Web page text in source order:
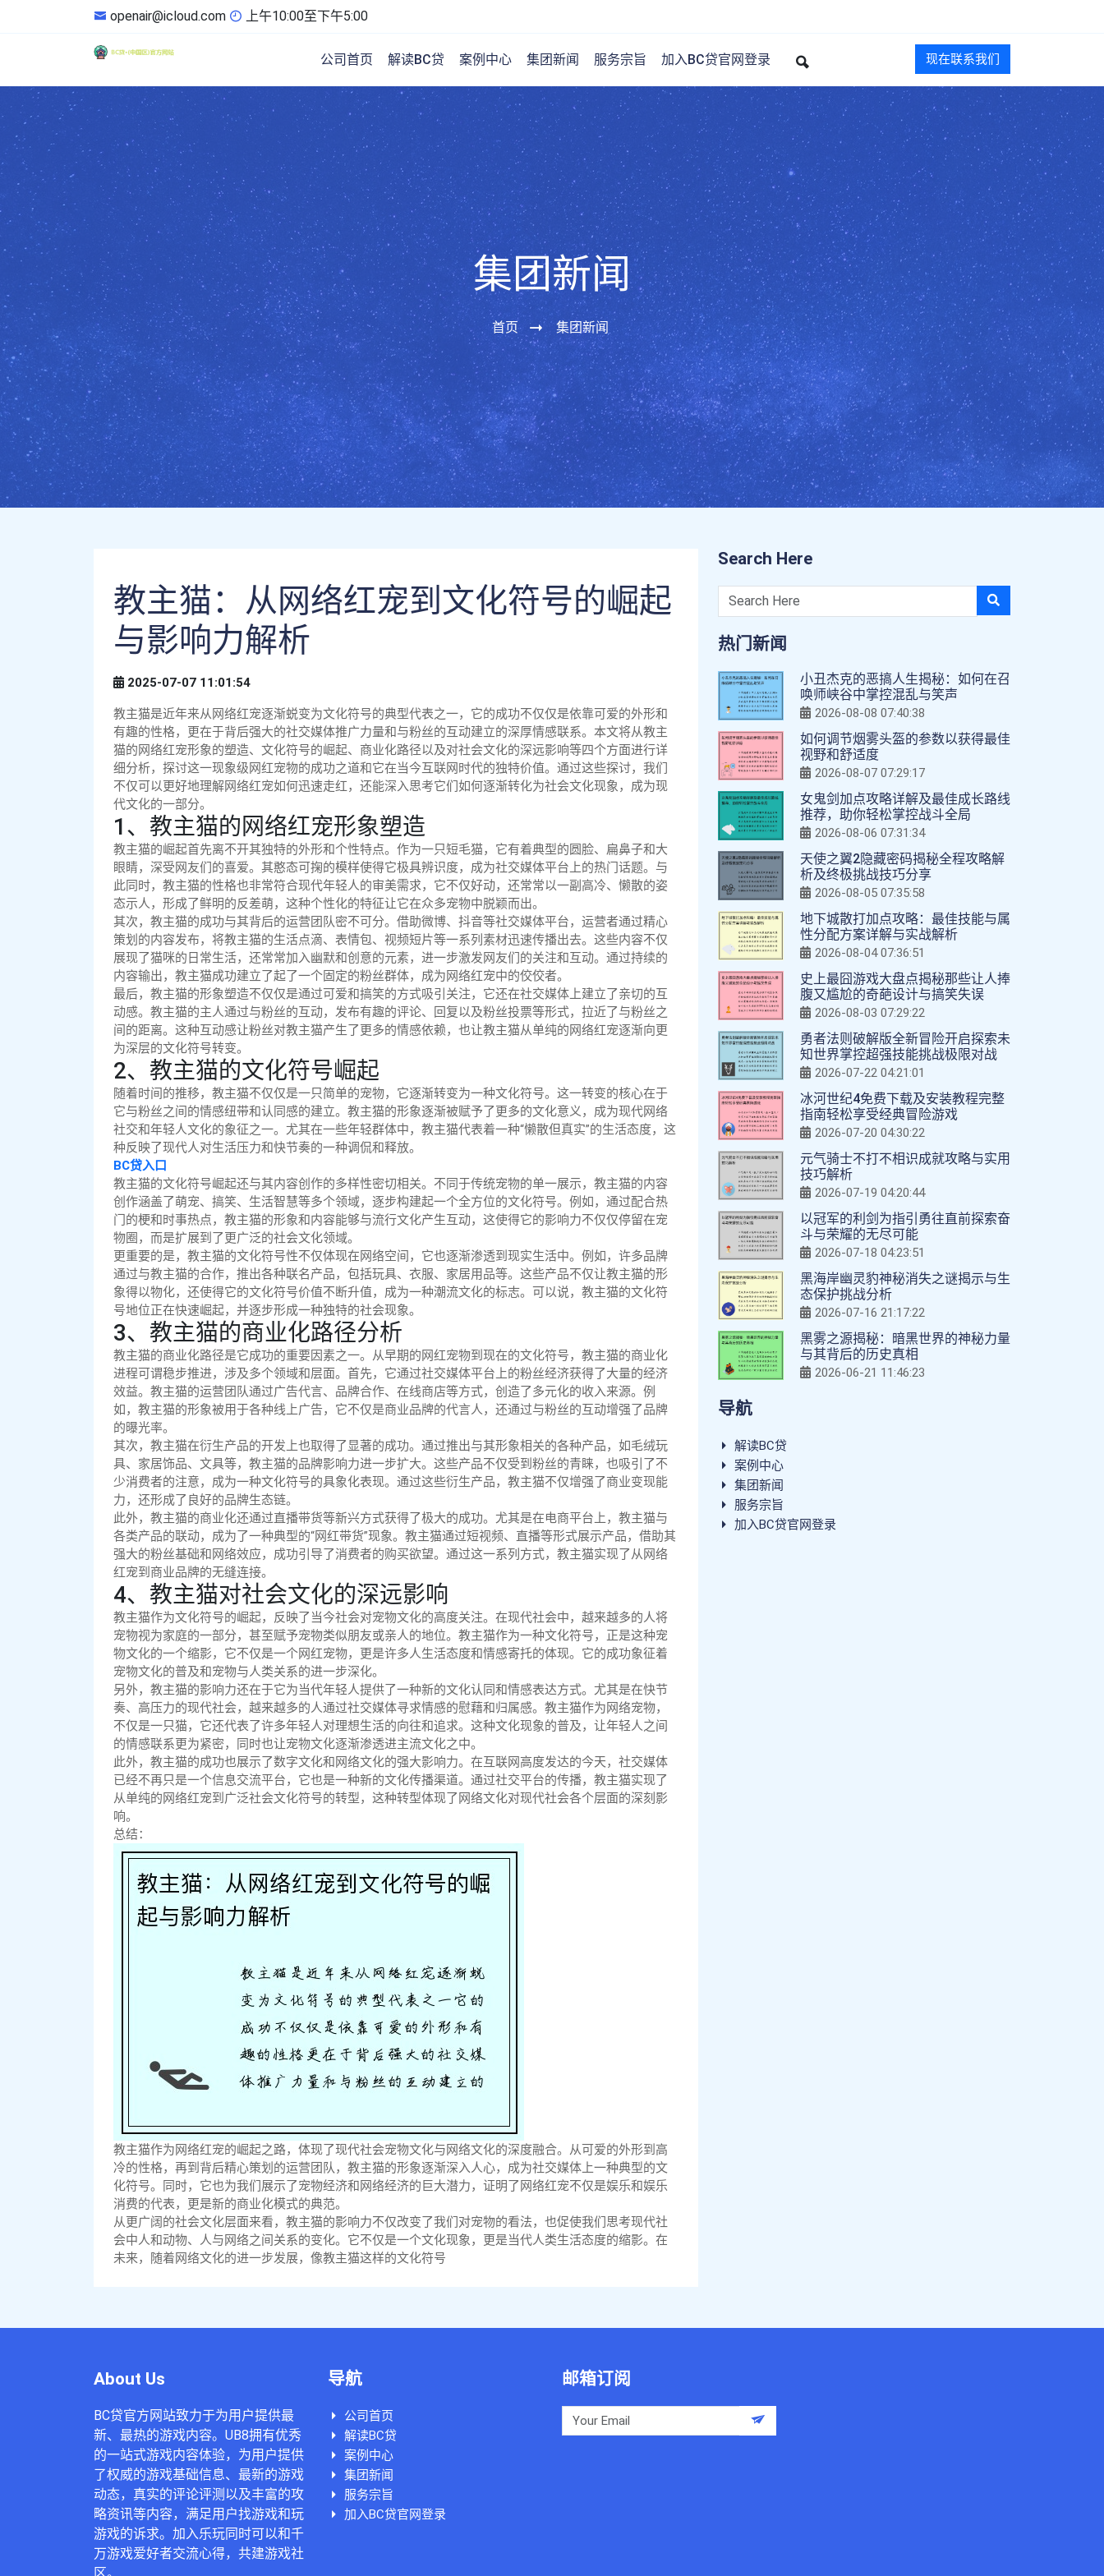
openair@icloud.com 上午10:00至下午5:00
公司首页 解读BC贷 案例中心 集团新闻 服务宗旨 加入BC贷官网登录 现在联系我们
集团新闻
首页 集团新闻
教主猫：从网络红宠到文化符号的崛起
与影响力解析
2025-07-07 11:01:54
教主猫是近年来从网络红宠逐渐蜕变为文化符号的典型代表之一，它的成功不仅仅是依靠可爱的外形和
有趣的性格，更在于背后强大的社交媒体推广力量和与粉丝的互动建立的深厚情感联系。本文将从教主
猫的网络红宠形象的塑造、文化符号的崛起、商业化路径以及对社会文化的深远影响等四个方面进行详
细分析，探讨这一现象级网红宠物的成功之道和它在当今互联网时代的独特价值。通过这些探讨，我们
不仅可以更好地理解网络红宠如何迅速走红，还能深入思考它们如何逐渐转化为社会文化现象，成为现
代文化的一部分。
1、教主猫的网络红宠形象塑造
教主猫的崛起首先离不开其独特的外形和个性特点。作为一只短毛猫，它有着典型的圆脸、扁鼻子和大
眼睛，深受网友们的喜爱。其憨态可掬的模样使得它极具辨识度，成为社交媒体平台上的热门话题。与
此同时，教主猫的性格也非常符合现代年轻人的审美需求，它不仅好动，还常常以一副高冷、懒散的姿
态示人，形成了鲜明的反差萌，这种个性化的特征让它在众多宠物中脱颖而出。
其次，教主猫的成功与其背后的运营团队密不可分。借助微博、抖音等社交媒体平台，运营者通过精心
策划的内容发布，将教主猫的生活点滴、表情包、视频短片等一系列素材迅速传播出去。这些内容不仅
展现了猫咪的日常生活，还常常加入幽默和创意的元素，进一步激发网友们的关注和互动。通过持续的
内容输出，教主猫成功建立了起了一个固定的粉丝群体，成为网络红宠中的佼佼者。
最后，教主猫的形象塑造不仅仅是通过可爱和搞笑的方式吸引关注，它还在社交媒体上建立了亲切的互
动感。教主猫的主人通过与粉丝的互动，发布有趣的评论、回复以及粉丝投票等形式，拉近了与粉丝之
间的距离。这种互动感让粉丝对教主猫产生了更多的情感依赖，也让教主猫从单纯的网络红宠逐渐向更
为深层的文化符号转变。
2、教主猫的文化符号崛起
随着时间的推移，教主猫不仅仅是一只简单的宠物，它逐渐转变为一种文化符号。这一转变的核心在于
它与粉丝之间的情感纽带和认同感的建立。教主猫的形象逐渐被赋予了更多的文化意义，成为现代网络
社交和年轻人文化的象征之一。尤其在一些年轻群体中，教主猫代表着一种“懒散但真实”的生活态度，这
种反映了现代人对生活压力和快节奏的一种调侃和释放。
BC贷入口
教主猫的文化符号崛起还与其内容创作的多样性密切相关。不同于传统宠物的单一展示，教主猫的内容
创作涵盖了萌宠、搞笑、生活智慧等多个领域，逐步构建起一个全方位的文化符号。例如，通过配合热
门的梗和时事热点，教主猫的形象和内容能够与流行文化产生互动，这使得它的影响力不仅仅停留在宠
物圈，而是扩展到了更广泛的社会文化领域。
更重要的是，教主猫的文化符号性不仅体现在网络空间，它也逐渐渗透到现实生活中。例如，许多品牌
通过与教主猫的合作，推出各种联名产品，包括玩具、衣服、家居用品等。这些产品不仅让教主猫的形
象得以物化，还使得它的文化符号价值不断升值，成为一种潮流文化的标志。可以说，教主猫的文化符
号地位正在快速崛起，并逐步形成一种独特的社会现象。
3、教主猫的商业化路径分析
教主猫的商业化路径是它成功的重要因素之一。从早期的网红宠物到现在的文化符号，教主猫的商业化
进程可谓稳步推进，涉及多个领域和层面。首先，它通过社交媒体平台上的粉丝经济获得了大量的经济
效益。教主猫的运营团队通过广告代言、品牌合作、在线商店等方式，创造了多元化的收入来源。例
如，教主猫的形象被用于各种线上广告，它不仅是商业品牌的代言人，还通过与粉丝的互动增强了品牌
的曝光率。
其次，教主猫在衍生产品的开发上也取得了显著的成功。通过推出与其形象相关的各种产品，如毛绒玩
具、家居饰品、文具等，教主猫的品牌影响力进一步扩大。这些产品不仅受到粉丝的青睐，也吸引了不
少消费者的注意，成为一种文化符号的具象化表现。通过这些衍生产品，教主猫不仅增强了商业变现能
力，还形成了良好的品牌生态链。
此外，教主猫的商业化还通过直播带货等新兴方式获得了极大的成功。尤其是在电商平台上，教主猫与
各类产品的联动，成为了一种典型的“网红带货”现象。教主猫通过短视频、直播等形式展示产品，借助其
强大的粉丝基础和网络效应，成功引导了消费者的购买欲望。通过这一系列方式，教主猫实现了从网络
红宠到商业品牌的无缝连接。
4、教主猫对社会文化的深远影响
教主猫作为文化符号的崛起，反映了当今社会对宠物文化的高度关注。在现代社会中，越来越多的人将
宠物视为家庭的一部分，甚至赋予宠物类似朋友或亲人的地位。教主猫作为一种文化符号，正是这种宠
物文化的一个缩影，它不仅是一个网红宠物，更是许多人生活态度和情感寄托的体现。它的成功象征着
宠物文化的普及和宠物与人类关系的进一步深化。
另外，教主猫的影响力还在于它为当代年轻人提供了一种新的文化认同和情感表达方式。尤其是在快节
奏、高压力的现代社会，越来越多的人通过社交媒体寻求情感的慰藉和归属感。教主猫作为网络宠物，
不仅是一只猫，它还代表了许多年轻人对理想生活的向往和追求。这种文化现象的普及，让年轻人之间
的情感联系更为紧密，同时也让宠物文化逐渐渗透进主流文化之中。
此外，教主猫的成功也展示了数字文化和网络文化的强大影响力。在互联网高度发达的今天，社交媒体
已经不再只是一个信息交流平台，它也是一种新的文化传播渠道。通过社交平台的传播，教主猫实现了
从单纯的网络红宠到广泛社会文化符号的转型，这种转型体现了网络文化对现代社会各个层面的深刻影
响。
总结：
教主猫作为网络红宠的崛起之路，体现了现代社会宠物文化与网络文化的深度融合。从可爱的外形到高
冷的性格，再到背后精心策划的运营团队，教主猫的形象逐渐深入人心，成为社交媒体上一种典型的文
化符号。同时，它也为我们展示了宠物经济和网络经济的巨大潜力，证明了网络红宠不仅是娱乐和娱乐
消费的代表，更是新的商业化模式的典范。
从更广阔的社会文化层面来看，教主猫的影响力不仅改变了我们对宠物的看法，也促使我们思考现代社
会中人和动物、人与网络之间关系的变化。它不仅是一个文化现象，更是当代人类生活态度的缩影。在
未来，随着网络文化的进一步发展，像教主猫这样的文化符号
Search Here
热门新闻
小丑杰克的恶搞人生揭秘：如何在召
唤师峡谷中掌控混乱与笑声
2026-08-08 07:40:38
如何调节烟雾头盔的参数以获得最佳
视野和舒适度
2026-08-07 07:29:17
女鬼剑加点攻略详解及最佳成长路线
推荐，助你轻松掌控战斗全局
2026-08-06 07:31:34
天使之翼2隐藏密码揭秘全程攻略解
析及终极挑战技巧分享
2026-08-05 07:35:58
地下城散打加点攻略：最佳技能与属
性分配方案详解与实战解析
2026-08-04 07:36:51
史上最囧游戏大盘点揭秘那些让人捧
腹又尴尬的奇葩设计与搞笑失误
2026-08-03 07:29:22
勇者法则破解版全新冒险开启探索未
知世界掌控超强技能挑战极限对战
2026-07-22 04:21:01
冰河世纪4免费下载及安装教程完整
指南轻松享受经典冒险游戏
2026-07-20 04:30:22
元气骑士不打不相识成就攻略与实用
技巧解析
2026-07-19 04:20:44
以冠军的利剑为指引勇往直前探索奋
斗与荣耀的无尽可能
2026-07-18 04:23:51
黑海岸幽灵豹神秘消失之谜揭示与生
态保护挑战分析
2026-07-16 21:17:22
黑雾之源揭秘：暗黑世界的神秘力量
与其背后的历史真相
2026-06-21 11:46:23
导航
解读BC贷
案例中心
集团新闻
服务宗旨
加入BC贷官网登录
About Us
BC贷官方网站致力于为用户提供最
新、最热的游戏内容。UB8拥有优秀
的一站式游戏内容体验，为用户提供
了权威的游戏基础信息、最新的游戏
动态，真实的评论评测以及丰富的攻
略资讯等内容，满足用户找游戏和玩
游戏的诉求。加入乐玩同时可以和千
万游戏爱好者交流心得，共建游戏社
导航
公司首页
解读BC贷
案例中心
集团新闻
服务宗旨
加入BC贷官网登录
邮箱订阅